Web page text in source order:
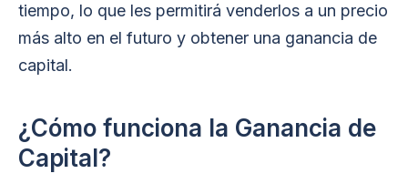
tiempo, lo que les permitirá venderlos a un precio
más alto en el futuro y obtener una ganancia de
capital.
¿Cómo funciona la Ganancia de
Capital?